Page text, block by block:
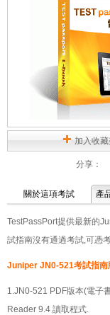
加入收
分享：
關於這項考試 產
TestPassPort提供最新的
試指南沒有通過考試,可憑
Juniper JN0-521考試指南
1.JN0-521 PDF版本(電子
Reader 9.4 讀取程式.